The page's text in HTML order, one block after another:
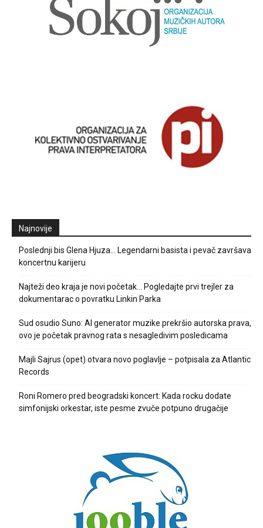
Najnovije
Poslednji bis Glena Hjuza… Legendarni basista i pevač završava
koncertnu karijeru
Najteži deo kraja je novi početak… Pogledajte prvi trejler za
dokumentarac o povratku Linkin Parka
Sud osudio Suno: AI generator muzike prekršio autorska prava,
ovo je početak pravnog rata s nesagledivim posledicama
Majli Sajrus (opet) otvara novo poglavlje – potpisala za Atlantic
Records
Roni Romero pred beogradski koncert: Kada rocku dodate
simfonijski orkestar, iste pesme zvuče potpuno drugačije